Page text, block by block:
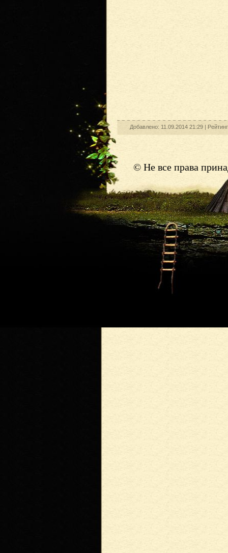
Добавлено: 11.09.2014 21:29 |
© Не все права